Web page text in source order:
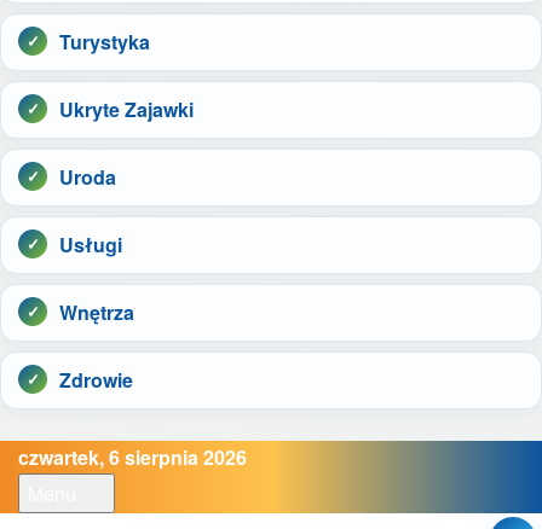
Turystyka
Ukryte Zajawki
Uroda
Usługi
Wnętrza
Zdrowie
czwartek, 6 sierpnia 2026